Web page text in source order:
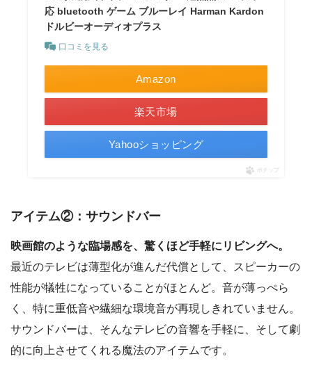
応 bluetooth ゲーム ブルーレイ Harman Kardon
ドルビーオーディオプラス
口コミを見る
Amazon
楽天市場
Yahooショッピング
ポチップ
アイテム②：サウンドバー
映画館のような臨場感を、驚くほど手軽にリビングへ。
最近のテレビは薄型化が進んだ代償として、スピーカーの
性能が犠牲になっていることがほとんど。音が薄っぺら
く、特に重低音や繊細な環境音が再現しきれていません。
サウンドバーは、そんなテレビの音響を手軽に、そして劇
的に向上させてくれる魔法のアイテムです。